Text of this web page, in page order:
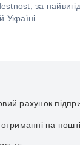
за
Україні.
рахунок
на